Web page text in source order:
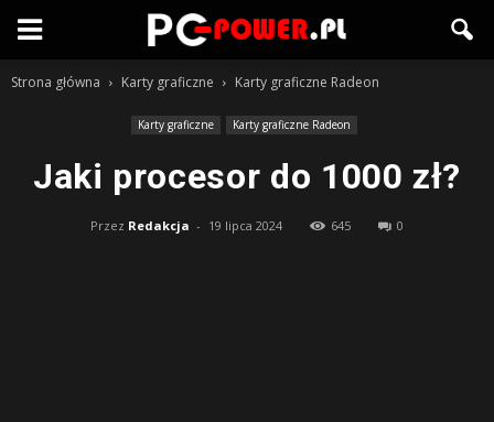
Strona główna Karty graficzne Karty graficzne Radeon
Karty graficzne Karty graficzne Radeon
Jaki procesor do 1000 zł?
Przez Redakcja - 19 lipca 2024 645 0